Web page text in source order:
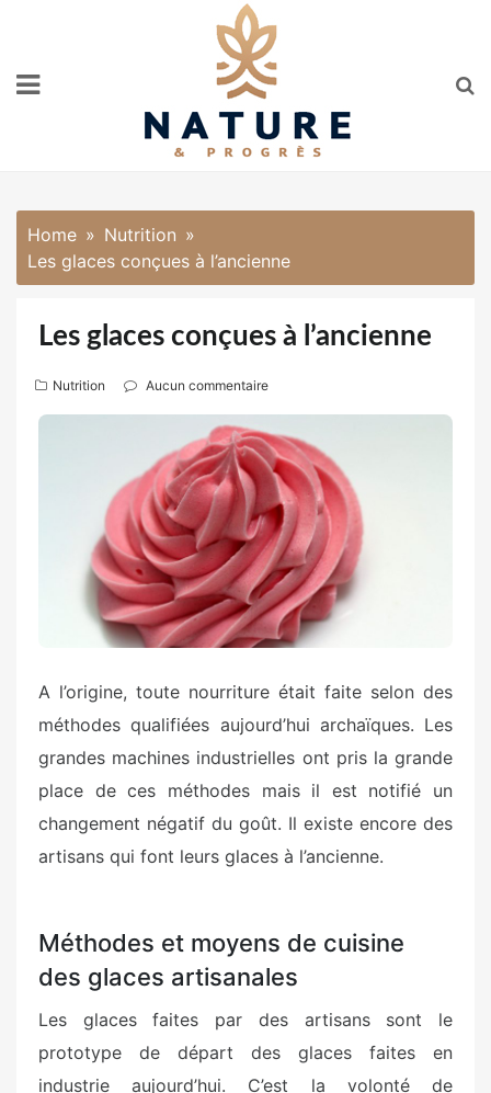
Home
Nutrition
Les glaces conçues à l’ancienne
Les glaces conçues à l’ancienne
Nutrition Aucun commentaire
A l’origine, toute nourriture était faite selon des
méthodes qualifiées aujourd’hui archaïques. Les
grandes machines industrielles ont pris la grande
place de ces méthodes mais il est notifié un
changement négatif du goût. Il existe encore des
artisans qui font leurs glaces à l’ancienne.
Méthodes et moyens de cuisine
des glaces artisanales
Les glaces faites par des artisans sont le
prototype de départ des glaces faites en
industrie aujourd’hui. C’est la volonté de